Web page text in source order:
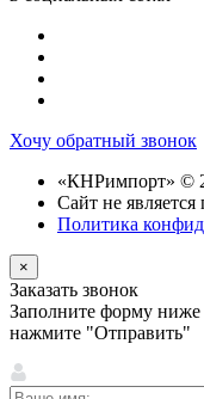
Хочу обратный звонок
«КНРимпорт» ©
Сайт не
Политика
×
Заказать звонок
Заполните форму ниже
нажмите "Отправить"